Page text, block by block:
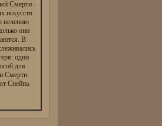
Смерти -
искусств
велению
они
В
одни
для
Смерти.
Снейпа.